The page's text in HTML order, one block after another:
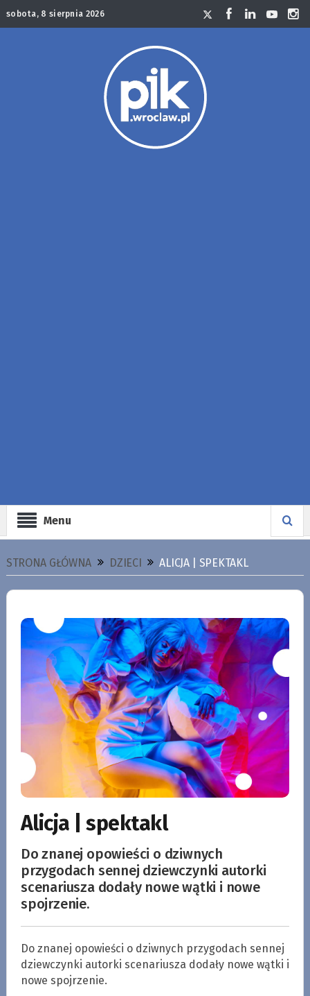
sobota, 8 sierpnia 2026
Menu
STRONA GŁÓWNA DZIECI ALICJA | SPEKTAKL
Alicja | spektakl
Do znanej opowieści o dziwnych
przygodach sennej dziewczynki autorki
scenariusza dodały nowe wątki i nowe
spojrzenie.
Do znanej opowieści o dziwnych przygodach sennej
dziewczynki autorki scenariusza dodały nowe wątki i
nowe spojrzenie.